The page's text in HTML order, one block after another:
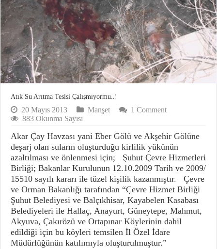
Atık Su Arıtma Tesisi Çalışmıyormu..!
20 Mayıs 2013 Manşet
1 Comment
883 Okunma Sayısı
Akar Çay Havzası yani Eber Gölü ve Akşehir Gölüne
deşarj olan suların oluşturduğu kirlilik yükünün
azaltılması ve önlenmesi için; Şuhut Çevre Hizmetleri
Birliği; Bakanlar Kurulunun 12.10.2009 Tarih ve 2009/
15510 sayılı kararı ile tüzel kişilik kazanmıştır. Çevre
ve Orman Bakanlığı tarafından “Çevre Hizmet Birliği
Şuhut Belediyesi ve Balçıkhisar, Kayabelen Kasabası
Belediyeleri ile Hallaç, Anayurt, Güneytepe, Mahmut,
Akyuva, Çakırözü ve Ortapınar Köylerinin dahil
edildiği için bu köyleri temsilen İl Özel İdare
Müdürlüğünün katılımıyla oluşturulmuştur.”